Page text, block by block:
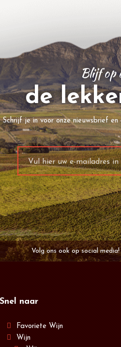
Blijf op
de
Schrijf je in voor onze nieuwsbrief
Volg ons ook op social media!
Snel naar
Favoriete Wijn
Wijn